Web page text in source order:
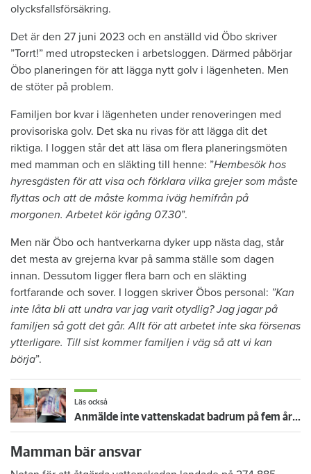
olycksfallsförsäkring.
Det är den 27 juni 2023 och en anställd vid Öbo skriver
”Torrt!” med utropstecken i arbetsloggen. Därmed påbörjar
Öbo planeringen för att lägga nytt golv i lägenheten. Men
de stöter på problem.
Familjen bor kvar i lägenheten under renoveringen med
provisoriska golv. Det ska nu rivas för att lägga dit det
riktiga. I loggen står det att läsa om flera planeringsmöten
med mamman och en släkting till henne: ”Hembesök hos
hyresgästen för att visa och förklara vilka grejer som måste
flyttas och att de måste komma iväg hemifrån på
morgonen. Arbetet kör igång 07.30”.
Men när Öbo och hantverkarna dyker upp nästa dag, står
det mesta av grejerna kvar på samma ställe som dagen
innan. Dessutom ligger flera barn och en släkting
fortfarande och sover. I loggen skriver Öbos personal: ”Kan
inte låta bli att undra var jag varit otydlig? Jag jagar på
familjen så gott det går. Allt för att arbetet inte ska försenas
ytterligare. Till sist kommer familjen i väg så att vi kan
börja”.
Läs också
Anmälde inte vattenskadat badrum på fem år – krävs på 125 000 kronor
Mamman bär ansvar